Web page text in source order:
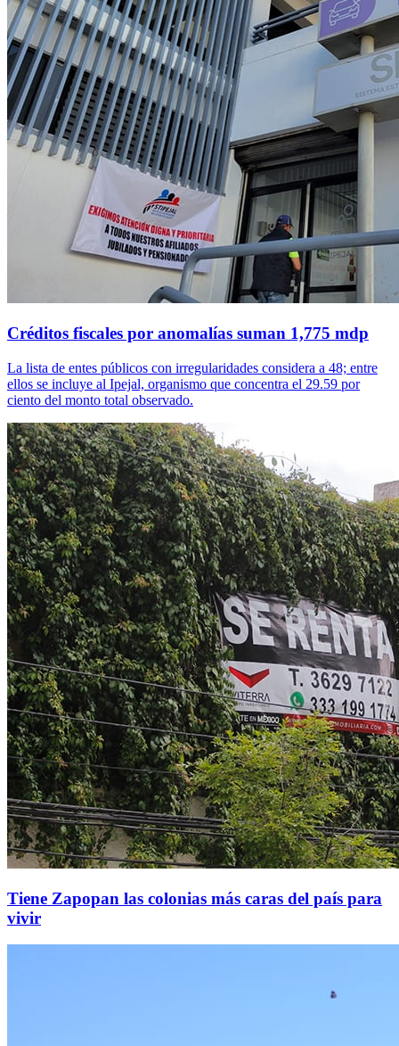
Créditos fiscales por anomalías suman 1,775 mdp
La lista de entes públicos con irregularidades considera a 48; entre
ellos se incluye al Ipejal, organismo que concentra el 29.59 por
ciento del monto total observado.
Tiene Zapopan las colonias más caras del país para
vivir